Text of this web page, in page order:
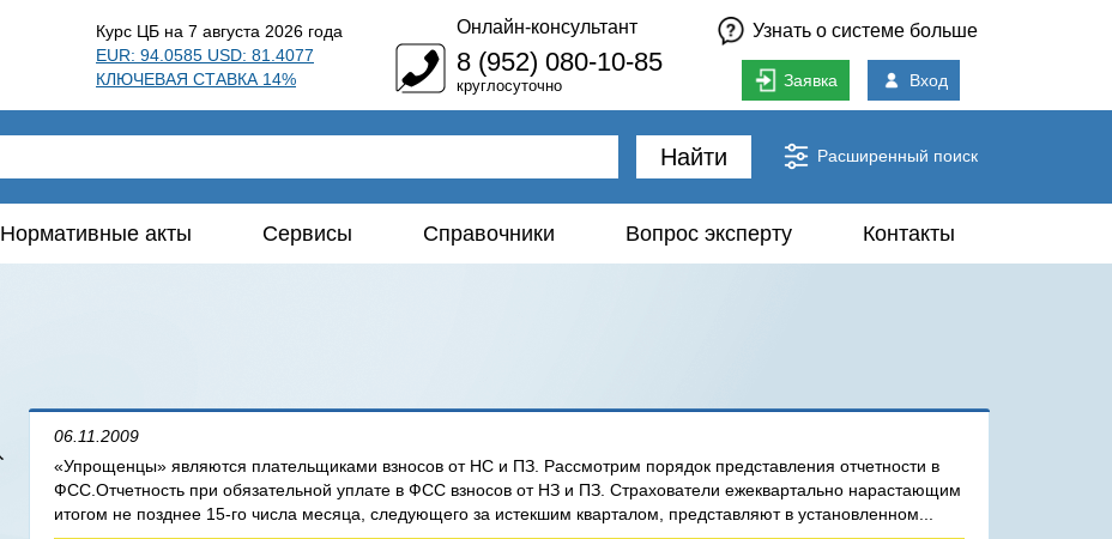
Курс ЦБ на 7 августа 2026 года
EUR: 94.0585 USD: 81.4077
КЛЮЧЕВАЯ СТАВКА 14%
Онлайн-консультант
8 (952) 080-10-85
круглосуточно
Узнать о системе больше
Заявка Вход
Найти Расширенный поиск
Нормативные акты Сервисы Справочники Вопрос эксперту Контакты
06.11.2009
«Упрощенцы» являются плательщиками взносов от НС и ПЗ. Рассмотрим порядок представления отчетности в
ФСС.Отчетность при обязательной уплате в ФСС взносов от НЗ и ПЗ. Страхователи ежеквартально нарастающим
итогом не позднее 15-го числа месяца, следующего за истекшим кварталом, представляют в установленном...